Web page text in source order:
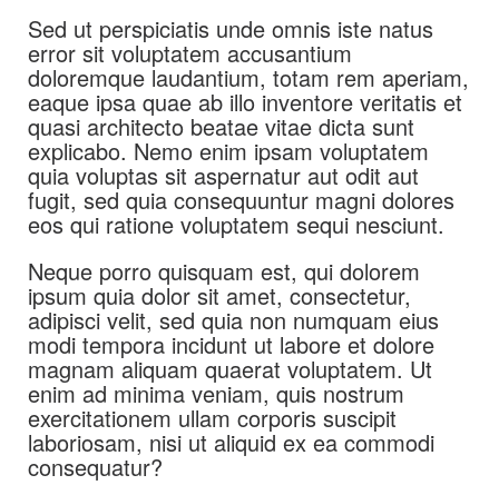
Sed ut perspiciatis unde omnis iste natus
error sit voluptatem accusantium
doloremque laudantium, totam rem aperiam,
eaque ipsa quae ab illo inventore veritatis et
quasi architecto beatae vitae dicta sunt
explicabo. Nemo enim ipsam voluptatem
quia voluptas sit aspernatur aut odit aut
fugit, sed quia consequuntur magni dolores
eos qui ratione voluptatem sequi nesciunt.
Neque porro quisquam est, qui dolorem
ipsum quia dolor sit amet, consectetur,
adipisci velit, sed quia non numquam eius
modi tempora incidunt ut labore et dolore
magnam aliquam quaerat voluptatem. Ut
enim ad minima veniam, quis nostrum
exercitationem ullam corporis suscipit
laboriosam, nisi ut aliquid ex ea commodi
consequatur?